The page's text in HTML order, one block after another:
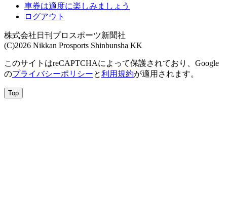
車券は適度に楽しみましょう
ログアウト
株式会社日刊プロスポーツ新聞社
(C)2026 Nikkan Prosports Shinbunsha KK
このサイトはreCAPTCHAによって保護されており、Google
のプライバシーポリシーと利用規約が適用されます。
Top